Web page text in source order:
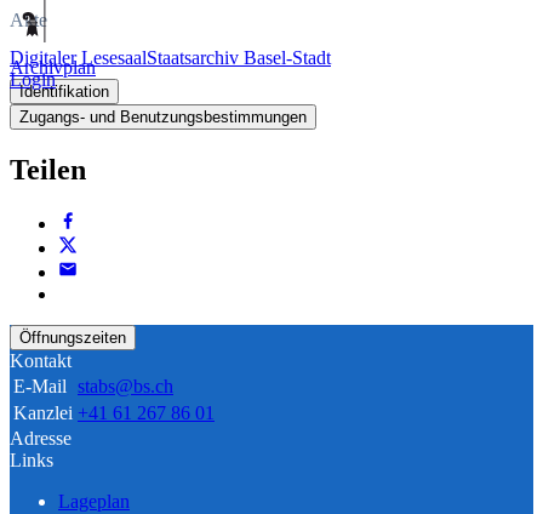
Digitaler LesesaalStaatsarchiv Basel-Stadt
Login
Akte
Archivplan
Identifikation
Zugangs- und Benutzungsbestimmungen
Teilen
Öffnungszeiten
Kontakt
E-Mail stabs@bs.ch
Kanzlei +41 61 267 86 01
Adresse
Links
Lageplan